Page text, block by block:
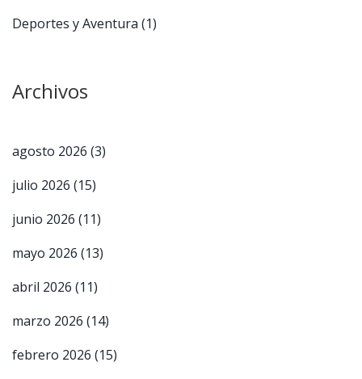
Deportes y Aventura (1)
Archivos
agosto 2026 (3)
julio 2026 (15)
junio 2026 (11)
mayo 2026 (13)
abril 2026 (11)
marzo 2026 (14)
febrero 2026 (15)